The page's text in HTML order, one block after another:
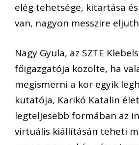
elég tehetsége, kitartása
van, nagyon messzire
Nagy Gyula, az SZTE
főigazgatója közölte, ha
megismerni a kor egyik
kutatója, Karikó Katalin
legteljesebb formában az
virtuális kiállításán teheti